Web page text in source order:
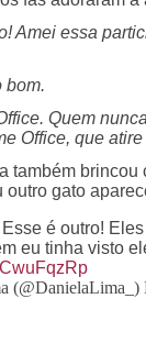
Amei essa
bom.
Quem
Office, que
também brincou
outro gato
é outro!
eu tinha visto
(@DanielaLima_)